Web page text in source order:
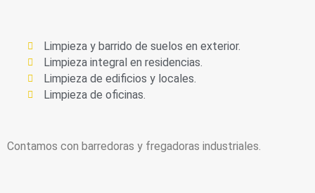
Limpieza y barrido de suelos en exterior.
Limpieza integral en residencias.
Limpieza de edificios y locales.
Limpieza de oficinas.
Contamos con barredoras y fregadoras industriales.